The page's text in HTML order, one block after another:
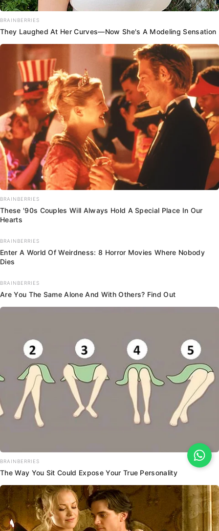
BRAINBERRIES
They Laughed At Her Curves—Now She's A Modeling Sensation
BRAINBERRIES
These '90s Couples Will Always Hold A Special Place In Our
Hearts
BRAINBERRIES
Enter A World Of Weirdness: 8 Horror Movies Where Nobody
Dies
BRAINBERRIES
Are You The Same Alone And With Others? Find Out
BRAINBERRIES
The Way You Sit Could Expose Your True Personality